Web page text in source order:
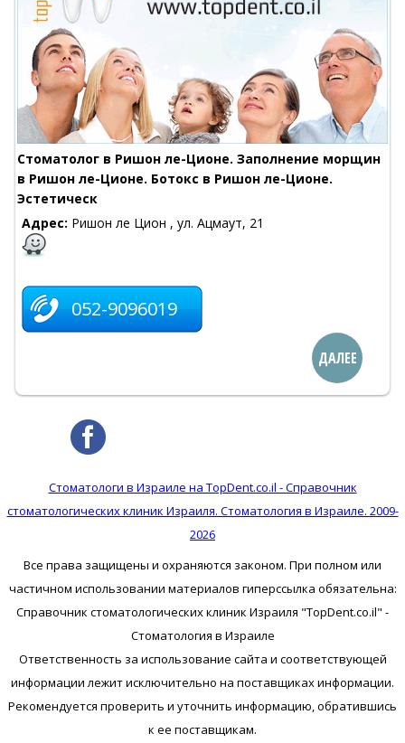
Стоматолог в Ришон ле-Ционе. Заполнение морщин
в Ришон ле-Ционе. Ботокс в Ришон ле-Ционе.
Эстетическ
Адрес: Ришон ле Цион , ул. Ацмаут, 21
052-9096019
ДАЛЕЕ
Стоматологи в Израиле на TopDent.co.il - Справочник
стоматологических клиник Израиля. Стоматология в Израиле. 2009-
2026
Все права защищены и охраняются законом. При полном или
частичном использовании материалов гиперссылка обязательна:
Справочник стоматологических клиник Израиля "TopDent.co.il" -
Стоматология в Израиле
Ответственность за использование сайта и соответствующей
информации лежит исключительно на поставщиках информации.
Рекомендуется проверить и уточнить информацию, обратившись
к ее поставщикам.